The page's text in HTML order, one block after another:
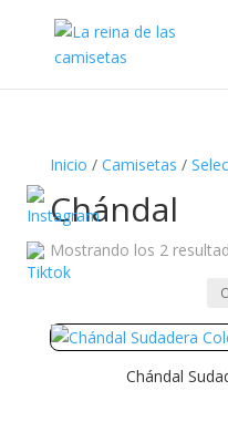
Búsqueda
Inicio / Camisetas /
Chándal
Mostrando los 2
Chándal